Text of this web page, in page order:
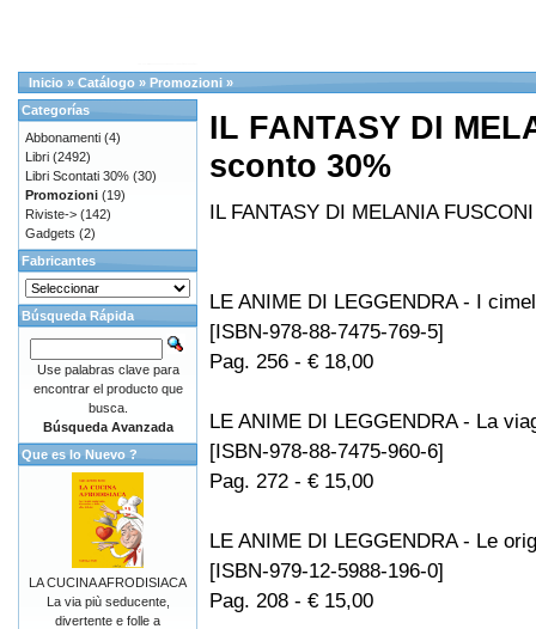
Inicio » Catálogo » Promozioni »
IL FANTASY DI
sconto 30%
IL FANTASY DI MELANIA
LE ANIME DI LEGGENDRA - I
[ISBN-978-88-7475-769-5]
Pag. 256 - € 18,00
LE ANIME DI LEGGENDRA - La
[ISBN-978-88-7475-960-6]
Pag. 272 - € 15,00
LE ANIME DI LEGGENDRA - Le
[ISBN-979-12-5988-196-0]
Pag. 208 - € 15,00
Categorías
Abbonamenti (4)
Libri (2492)
Libri Scontati 30% (30)
Promozioni (19)
Riviste-> (142)
Gadgets (2)
Fabricantes
Búsqueda Rápida
Use palabras clave para
encontrar el producto que
busca.
Búsqueda Avanzada
Que es lo Nuevo ?
LA CUCINA AFRODISIACA
La via più seducente,
divertente e folle a